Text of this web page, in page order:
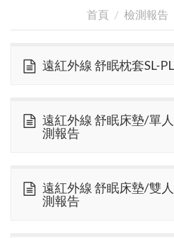
首頁 檢測報告
遠紅外線 舒眠枕套SL-
遠紅外線 舒眠床墊/單
測報告
遠紅外線 舒眠床墊/雙
測報告